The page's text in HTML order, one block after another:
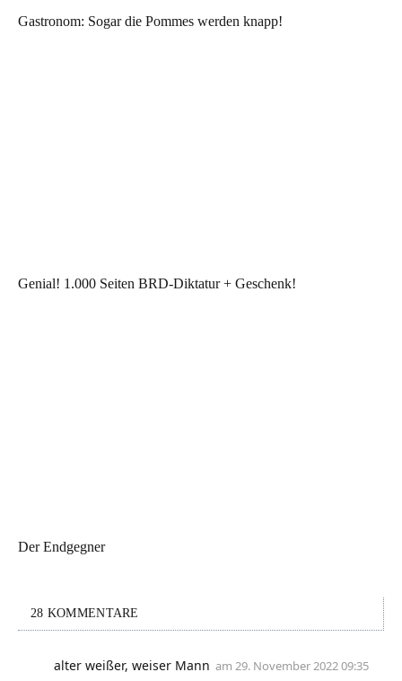
Gastronom: Sogar die Pommes werden knapp!
Genial! 1.000 Seiten BRD-Diktatur + Geschenk!
Der Endgegner
28 KOMMENTARE
alter weißer, weiser Mann am 29. November 2022 09:35